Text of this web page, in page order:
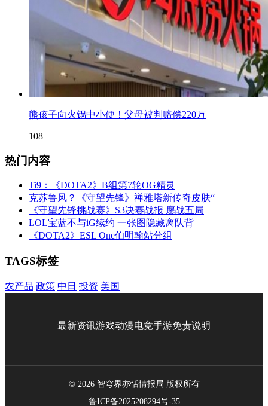
熊孩子向火锅中小便！父母被判赔偿220万
108
热门内容
Ti9：《DOTA2》B组第7轮OG精灵
克苏鲁风？《守望先锋》禅雅塔新传奇皮肤“
《守望先锋挑战赛》S3决赛战报 鏖战五局
LOL宝蓝不与iG续约 一张图隐藏离队背
《DOTA2》ESL One伯明翰站分组
TAGS标签
农产品 政策 中日 投资 美国
最新资讯游戏动漫电竞手游免责说明
© 2026 智穹界亦恬情报局 版权所有
鲁ICP备2025208294号-35